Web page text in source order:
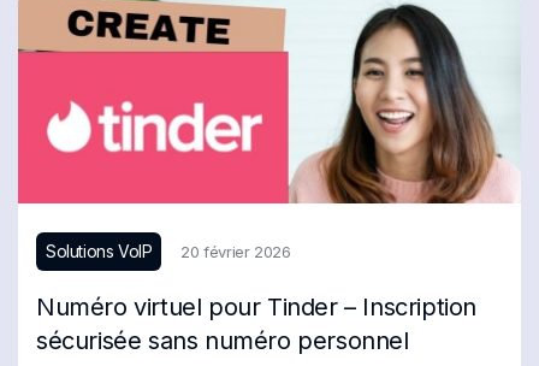
Solutions VoIP 20 février 2026
Numéro virtuel pour Tinder – Inscription
sécurisée sans numéro personnel